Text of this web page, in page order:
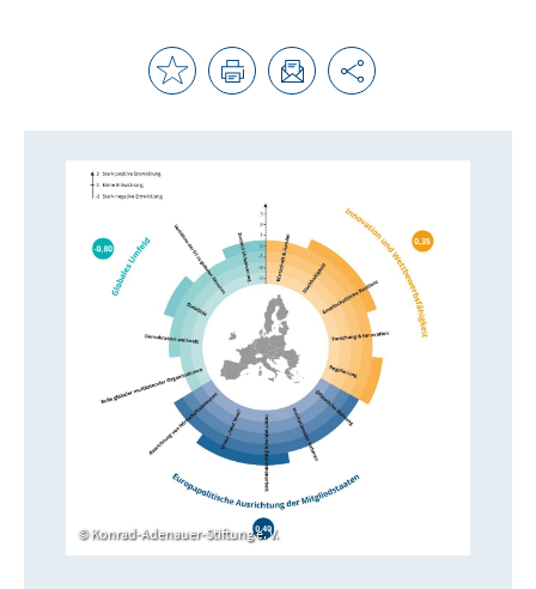
Konrad-Adenauer-Stiftung e. V.